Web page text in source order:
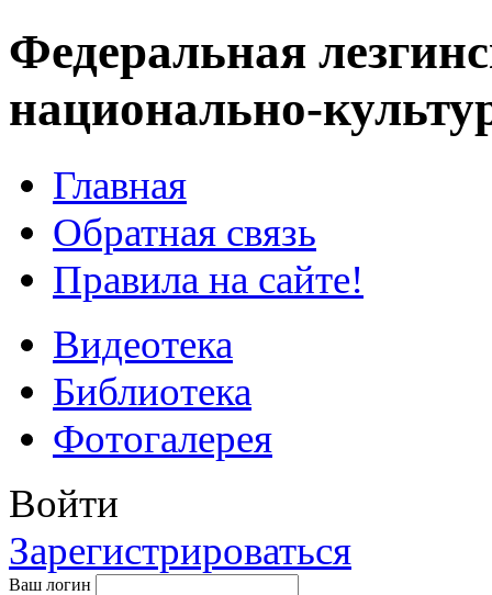
Федеральная
национально-
Главная
Обратная связь
Правила на сайте!
Видеотека
Библиотека
Фотогалерея
Войти
Зарегистрироваться
Ваш логин